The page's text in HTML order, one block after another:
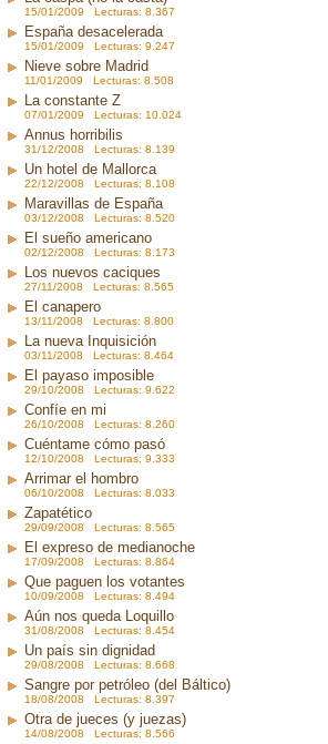
15/01/2009 Lecturas: 8.367
España desacelerada
15/01/2009 Lecturas: 9.247
Nieve sobre Madrid
11/01/2009 Lecturas: 8.508
La constante Z
07/01/2009 Lecturas: 10.024
Annus horribilis
31/12/2008 Lecturas: 8.139
Un hotel de Mallorca
22/12/2008 Lecturas: 8.108
Maravillas de España
03/12/2008 Lecturas: 8.520
El sueño americano
02/12/2008 Lecturas: 8.173
Los nuevos caciques
27/11/2008 Lecturas: 8.565
El canapero
13/11/2008 Lecturas: 8.800
La nueva Inquisición
03/11/2008 Lecturas: 8.464
El payaso imposible
29/10/2008 Lecturas: 9.622
Confíe en mi
26/10/2008 Lecturas: 8.260
Cuéntame cómo pasó
12/10/2008 Lecturas: 9.333
Arrimar el hombro
06/10/2008 Lecturas: 8.033
Zapatético
29/09/2008 Lecturas: 8.565
El expreso de medianoche
17/09/2008 Lecturas: 8.864
Que paguen los votantes
10/09/2008 Lecturas: 8.494
Aún nos queda Loquillo
31/08/2008 Lecturas: 8.454
Un país sin dignidad
29/08/2008 Lecturas: 8.668
Sangre por petróleo (del Báltico)
18/08/2008 Lecturas: 8.397
Otra de jueces (y juezas)
14/08/2008 Lecturas: 8.566